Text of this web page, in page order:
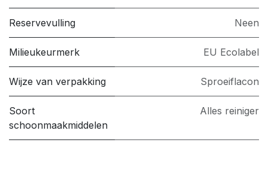
Reservevulling Neen
Milieukeurmerk EU Ecolabel
Wijze van verpakking Sproeiflacon
Soort
schoonmaakmiddelen
Alles reiniger